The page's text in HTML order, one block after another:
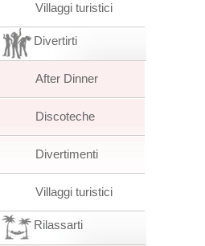
Villaggi turistici
Divertirti
After Dinner
Discoteche
Divertimenti
Villaggi turistici
Rilassarti